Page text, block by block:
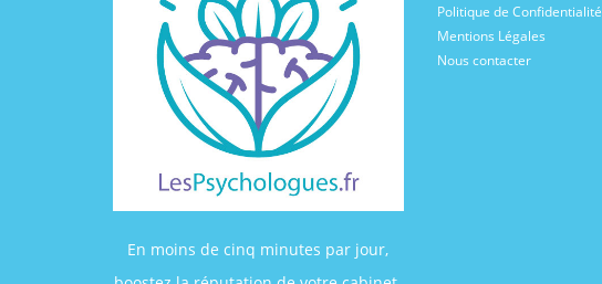
En moins de cinq minutes par jour,
Politique de Confidentialité
Mentions Légales
Nous contacter